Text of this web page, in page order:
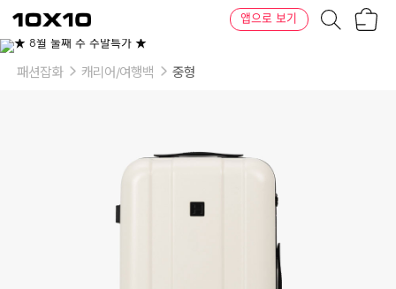
텐
바
텐
앱으로 보기
이
상
패션잡화 캐리어/여행백 중형